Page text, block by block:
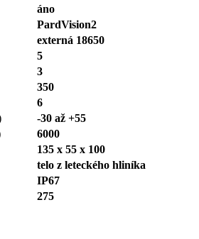
áno
PardVision2
externá 18650
5
3
350
6
-30 až +55
6000
135 x 55 x 100
telo z leteckého hliníka
IP67
275